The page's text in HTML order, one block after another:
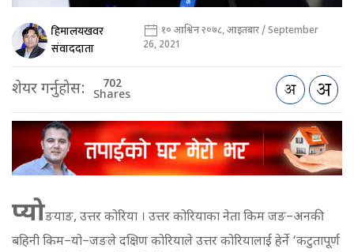
हिमालयखवर
संवाददाता
१० आश्विन २०७८, आइतबार / September
26, 2021
शेयर गर्नुहोस: 702
Shares
प्योङयाङ, उत्तर कोरिया । उत्तर कोरियाका नेता किम जङ–अनकी
बहिनी किम–यो–जङले दक्षिण कोरियाले उत्तर कोरियालाई हेर्ने ‘कटुतापूर्ण